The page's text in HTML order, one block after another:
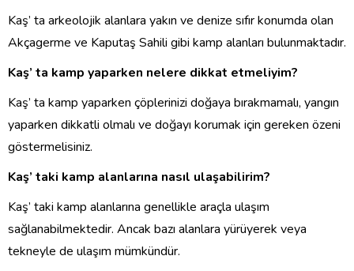
Kaş’ ta arkeolojik alanlara yakın ve denize sıfır konumda olan
Akçagerme ve Kaputaş Sahili gibi kamp alanları bulunmaktadır.
Kaş’ ta kamp yaparken nelere dikkat etmeliyim?
Kaş’ ta kamp yaparken çöplerinizi doğaya bırakmamalı, yangın
yaparken dikkatli olmalı ve doğayı korumak için gereken özeni
göstermelisiniz.
Kaş’ taki kamp alanlarına nasıl ulaşabilirim?
Kaş’ taki kamp alanlarına genellikle araçla ulaşım
sağlanabilmektedir. Ancak bazı alanlara yürüyerek veya
tekneyle de ulaşım mümkündür.